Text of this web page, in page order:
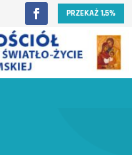
PRZEKAŻ 1,5%